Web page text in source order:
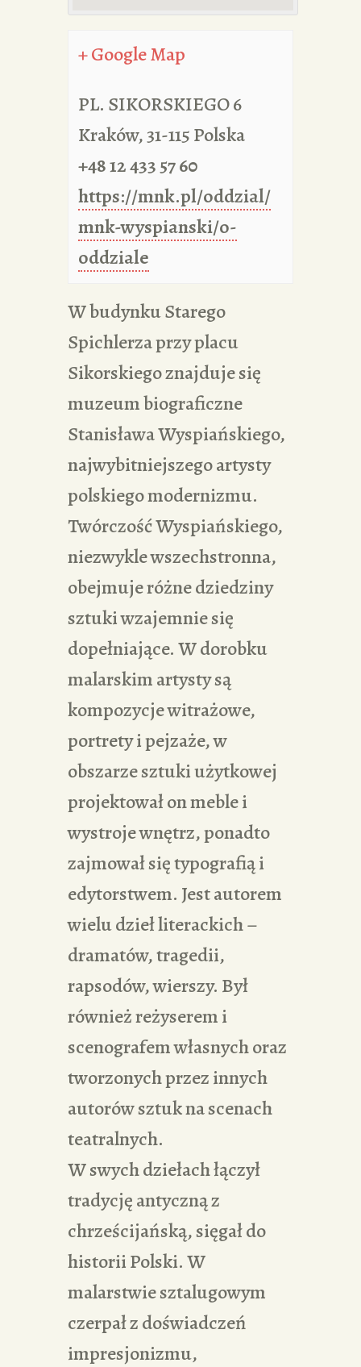
+ Google Map
PL. SIKORSKIEGO 6
Kraków,31-115Polska
+48 12 433 57 60
https://mnk.pl/oddzial/
mnk-wyspianski/o-
oddziale
W budynku Starego
Spichlerza przy placu
Sikorskiego znajduje się
muzeum biograficzne
Stanisława Wyspiańskiego,
najwybitniejszego artysty
polskiego modernizmu.
Twórczość Wyspiańskiego,
niezwykle wszechstronna,
obejmuje różne dziedziny
sztuki wzajemnie się
dopełniające. W dorobku
malarskim artysty są
kompozycje witrażowe,
portrety i pejzaże, w
obszarze sztuki użytkowej
projektował on meble i
wystroje wnętrz, ponadto
zajmował się typografią i
edytorstwem. Jest autorem
wielu dzieł literackich –
dramatów, tragedii,
rapsodów, wierszy. Był
również reżyserem i
scenografem własnych oraz
tworzonych przez innych
autorów sztuk na scenach
teatralnych.
W swych dziełach łączył
tradycję antyczną z
chrześcijańską, sięgał do
historii Polski. W
malarstwie sztalugowym
czerpał z doświadczeń
impresjonizmu,